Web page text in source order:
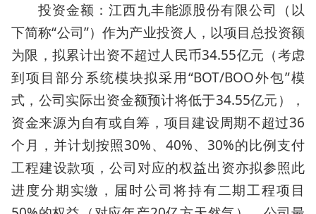
投资金额：江西九丰能源股份有限公司（以
下简称“公司”）作为产业投资人，以项目总投资额
为限，拟累计出资不超过人民币34.55亿元（考虑
到项目部分系统模块拟采用“BOT/BOO外包”模
式，公司实际出资金额预计将低于34.55亿元），
资金来源为自有或自筹，项目建设周期不超过36
个月，并计划按照30%、40%、30%的比例支付
工程建设款项，公司对应的权益出资亦拟参照此
进度分期实缴，届时公司将持有二期工程项目